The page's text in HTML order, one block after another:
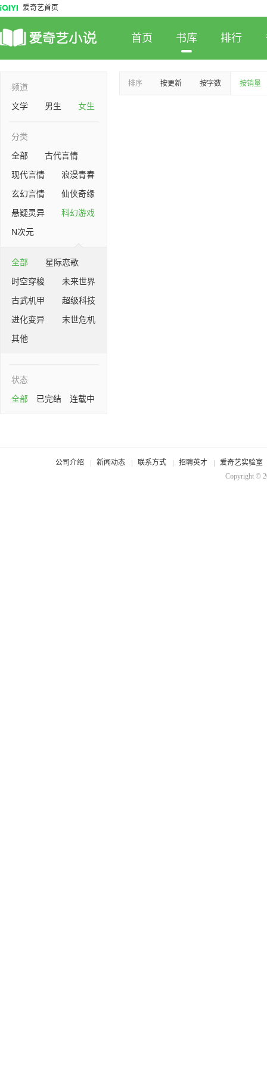
爱奇艺首页
首页 书库 排行
频道
文学
男生 女生
分类
全部
古代言情
现代言情
浪漫青春
玄幻言情
仙侠奇缘
悬疑灵异
科幻游戏
N次元
全部
星际恋歌
时空穿梭
未来世界
古武机甲
超级科技
进化变异
末世危机
其他
状态
全部
已完结 连载中
排序 按更新 按字数 按销量
公司介绍 新闻动态 联系方式 招聘英才
爱奇艺实验室
Copyright ©